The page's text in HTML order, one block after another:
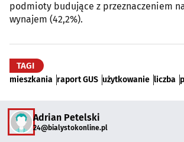
podmioty budujące z przeznaczeniem
wynajem (42,2%).
TAGI
mieszkania raport GUS użytkowanie liczba
Adrian Petelski
24@bialystokonline.pl